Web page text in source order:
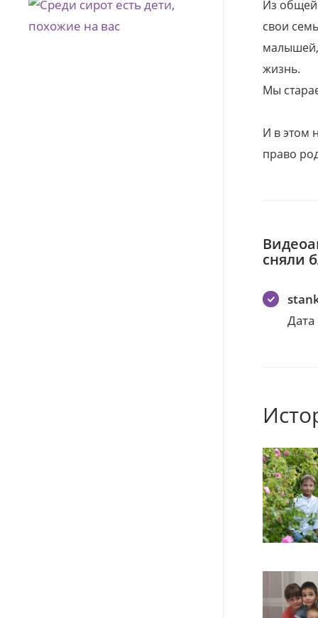
Из общей
свои
малышей,
жизнь.
Мы
И в этом
право
сняли